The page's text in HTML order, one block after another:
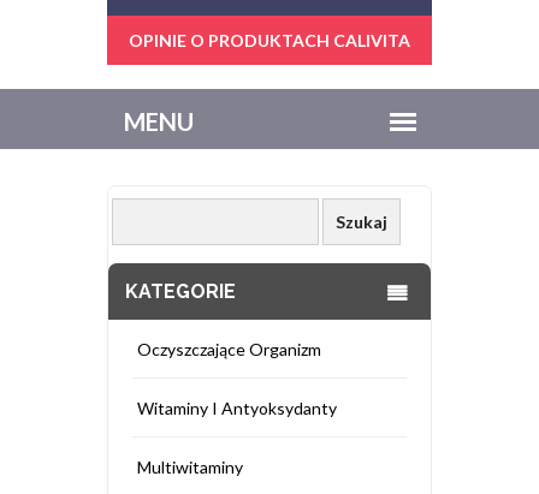
OPINIE O PRODUKTACH CALIVITA
KATEGORIE
Oczyszczające Organizm
Witaminy I Antyoksydanty
Multiwitaminy